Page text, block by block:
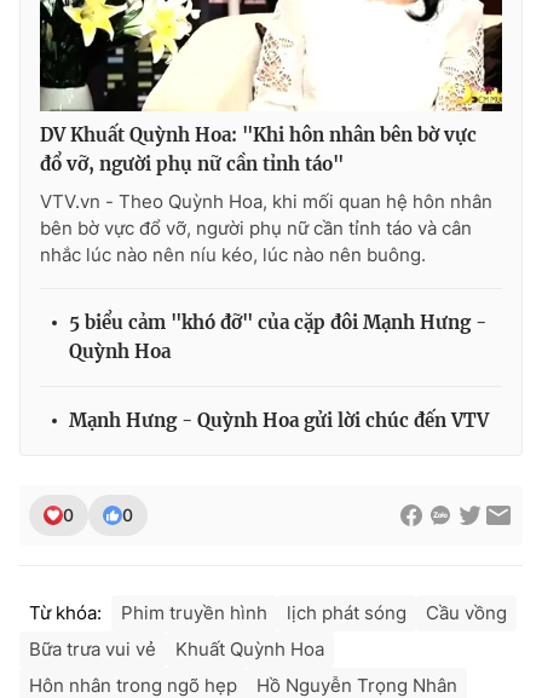
Ðiện thoại Thời báo VTV: 024.66 897 897
Email:toasoan@vtv.vn
Liên hệ quảng cáo:
024-7300.7108
® Cấm sao chép dưới mọi hình thức nếu không có sự chấp
DV Khuất Quỳnh Hoa: "Khi hôn nhân bên bờ vực
đổ vỡ, người phụ nữ cần tỉnh táo"
VTV.vn - Theo Quỳnh Hoa, khi mối quan hệ hôn nhân
bên bờ vực đổ vỡ, người phụ nữ cần tỉnh táo và cân
nhắc lúc nào nên níu kéo, lúc nào nên buông.
5 biểu cảm "khó đỡ" của cặp đôi Mạnh Hưng -
Quỳnh Hoa
Mạnh Hưng - Quỳnh Hoa gửi lời chúc đến VTV
0 0
Từ khóa: Phim truyền hình lịch phát sóng
Cầu vồng
Bữa trưa vui vẻ
Khuất Quỳnh Hoa
Hôn nhân trong ngõ hẹp
Hồ Nguyễn Trọng Nhân